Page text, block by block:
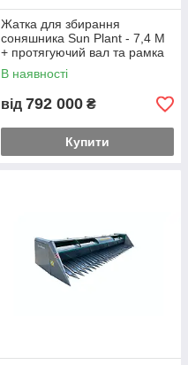
Жатка для збирання
соняшника Sun Plant - 7,4 М
+ протягуючий вал та рамка
В наявності
від 792 000 ₴
Купити